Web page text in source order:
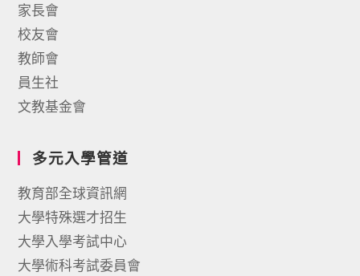
家長會
校友會
教師會
員生社
文教基金會
多元入學管道
教育部全球資訊網
大學特殊選才招生
大學入學考試中心
大學術科考試委員會